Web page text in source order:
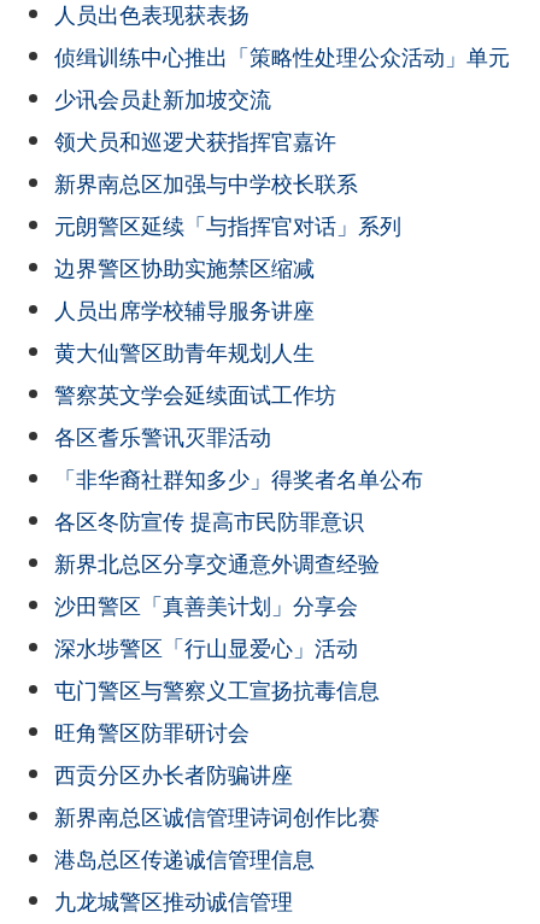
人员出色表现获表扬
侦缉训练中心推出「策略性处理公众活动」单元
少讯会员赴新加坡交流
领犬员和巡逻犬获指挥官嘉许
新界南总区加强与中学校长联系
元朗警区延续「与指挥官对话」系列
边界警区协助实施禁区缩减
人员出席学校辅导服务讲座
黄大仙警区助青年规划人生
警察英文学会延续面试工作坊
各区耆乐警讯灭罪活动
「非华裔社群知多少」得奖者名单公布
各区冬防宣传 提高市民防罪意识
新界北总区分享交通意外调查经验
沙田警区「真善美计划」分享会
深水埗警区「行山显爱心」活动
屯门警区与警察义工宣扬抗毒信息
旺角警区防罪研讨会
西贡分区办长者防骗讲座
新界南总区诚信管理诗词创作比赛
港岛总区传递诚信管理信息
九龙城警区推动诚信管理